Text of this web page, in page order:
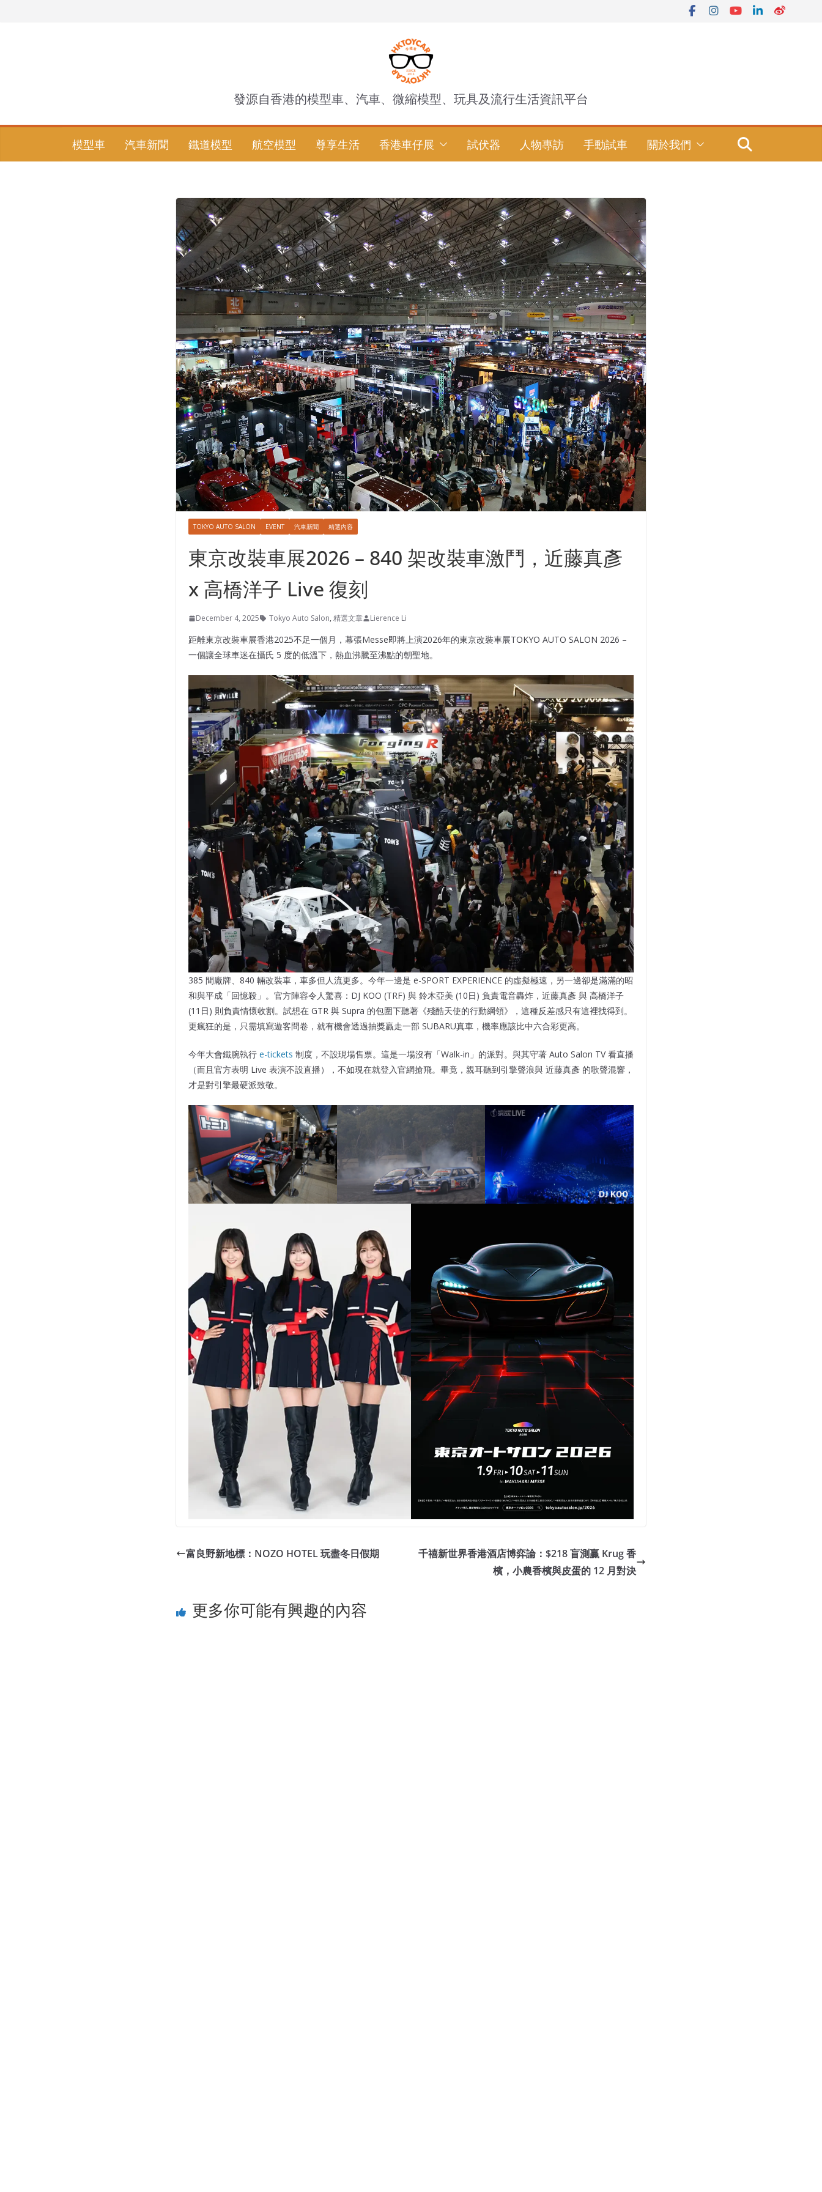
發源自香港的模型車、汽車、微縮模型、玩具及流行生活資訊平台
模型車 汽車新聞 鐵道模型 航空模型 尊享生活 香港車仔展 試伏器 人物專訪 手動試車 關於我們
TOKYO AUTO SALON EVENT 汽車新聞 精選內容
東京改裝車展2026 – 840 架改裝車激鬥，近藤真彥
x 高橋洋子 Live 復刻
December 4, 2025 Tokyo Auto Salon, 精選文章 Lierence Li
距離東京改裝車展香港2025不足一個月，幕張Messe即將上演2026年的東京改裝車展TOKYO AUTO SALON 2026 –
一個讓全球車迷在攝氏 5 度的低溫下，熱血沸騰至沸點的朝聖地。
385 間廠牌、840 輛改裝車，車多但人流更多。今年一邊是 e-SPORT EXPERIENCE 的虛擬極速，另一邊卻是滿滿的昭
和與平成「回憶殺」。官方陣容令人驚喜：DJ KOO (TRF) 與 鈴木亞美 (10日) 負責電音轟炸，近藤真彥 與 高橋洋子
(11日) 則負責情懷收割。試想在 GTR 與 Supra 的包圍下聽著《殘酷天使的行動綱領》，這種反差感只有這裡找得到。
更瘋狂的是，只需填寫遊客問卷，就有機會透過抽獎贏走一部 SUBARU真車，機率應該比中六合彩更高。
今年大會鐵腕執行 e-tickets 制度，不設現場售票。這是一場沒有「Walk-in」的派對。與其守著 Auto Salon TV 看直播
（而且官方表明 Live 表演不設直播），不如現在就登入官網搶飛。畢竟，親耳聽到引擎聲浪與 近藤真彥 的歌聲混響，
才是對引擎最硬派致敬。
富良野新地標：NOZO HOTEL 玩盡冬日假期
千禧新世界香港酒店博弈論：$218 盲測贏 Krug 香
檳，小農香檳與皮蛋的 12 月對決
更多你可能有興趣的內容